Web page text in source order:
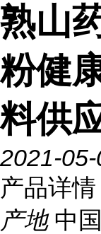
熟山
粉健
料供
2021-
产品详情
产地 中